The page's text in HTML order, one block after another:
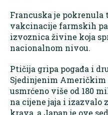
Francuska je pokrenula
vakcinacije farmskih
izvoznica živine koja
nacionalnom nivou.
Ptičija gripa pogađa i
Sjedinjenim Američkim
usmrćeno više od 180
na cijene jaja i izazvalo